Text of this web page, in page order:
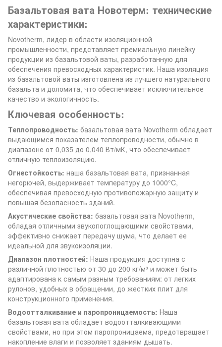
Базальтовая вата Новотерм: технические
характеристики:
Novotherm, лидер в области изоляционной
промышленности, представляет премиальную линейку
продукции из базальтовой ваты, разработанную для
обеспечения превосходных характеристик. Наша изоляция
из базальтовой ваты изготовлена из лучшего натурального
базальта и доломита, что обеспечивает исключительное
качество и экологичность.
Ключевая особенность:
Теплопроводность: базальтовая вата Novotherm обладает
выдающимся показателем теплопроводности, обычно в
диапазоне от 0,035 до 0,040 Вт/мК, что обеспечивает
отличную теплоизоляцию.
Огнестойкость: наша базальтовая вата, признанная
негорючей, выдерживает температуру до 1000°C,
обеспечивая превосходную противопожарную защиту и
повышая безопасность зданий.
Акустические свойства: базальтовая вата Novotherm,
обладая отличными звукопоглощающими свойствами,
эффективно снижает передачу шума, что делает ее
идеальной для звукоизоляции.
Диапазон плотностей: Наша продукция доступна с
различной плотностью от 30 до 200 кг/м³ и может быть
адаптирована к самым разным требованиям: от легких
рулонов, удобных в обращении, до жестких плит для
конструкционного применения.
Водоотталкивание и паропроницаемость: Наша
базальтовая вата обладает водоотталкивающими
свойствами, но при этом паропроницаема, предотвращает
накопление влаги и позволяет зданиям дышать.